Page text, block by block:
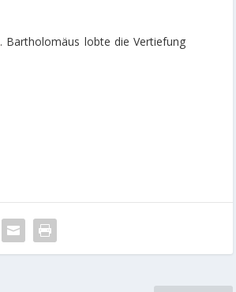
. Bartholomäus lobte die Vertiefung